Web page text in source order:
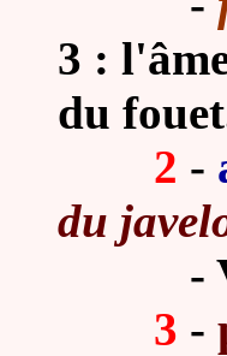
3 :
du
2 -
du
-
3 -